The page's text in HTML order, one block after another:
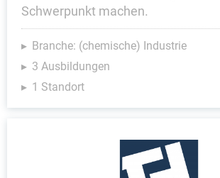
Schwerpunkt machen.
Branche: (chemische) Industrie
3 Ausbildungen
1 Standort